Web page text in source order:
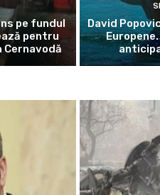
pe fundul
pentru
Cernavodă
David